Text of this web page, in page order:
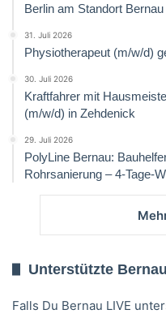
Berlin am Standort Bernau
31. Juli 2026
Physiotherapeut (m/w/d)
30. Juli 2026
Kraftfahrer mit
(m/w/d) in Zehdenick
29. Juli 2026
PolyLine Bernau:
Rohrsanierung – 4-Tage-
Unterstützte
Falls Du Bernau LIVE